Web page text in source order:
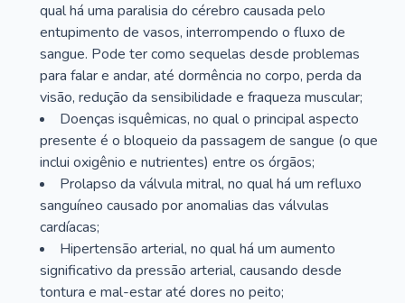
qual há uma paralisia do cérebro causada pelo
entupimento de vasos, interrompendo o fluxo de
sangue. Pode ter como sequelas desde problemas
para falar e andar, até dormência no corpo, perda da
visão, redução da sensibilidade e fraqueza muscular;
Doenças isquêmicas, no qual o principal aspecto
presente é o bloqueio da passagem de sangue (o que
inclui oxigênio e nutrientes) entre os órgãos;
Prolapso da válvula mitral, no qual há um refluxo
sanguíneo causado por anomalias das válvulas
cardíacas;
Hipertensão arterial, no qual há um aumento
significativo da pressão arterial, causando desde
tontura e mal-estar até dores no peito;